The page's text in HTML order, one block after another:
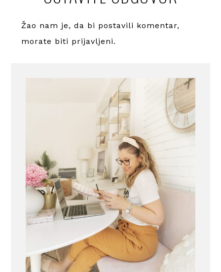
Žao nam je, da bi postavili komentar,
morate biti prijavljeni.